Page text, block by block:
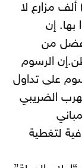
(200) مليون دينار، وهناك (17) ألف مزارع لا
إن
من
الرسوم
على تداول
الضريبي
لتغطية